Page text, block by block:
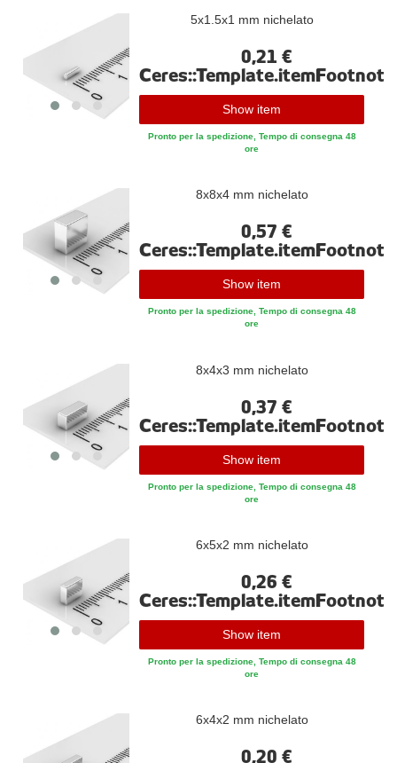
5x1.5x1 mm nichelato
0,21 €
Ceres::Template.itemFootnote
Show item
Pronto per la spedizione, Tempo di consegna 48
ore
8x8x4 mm nichelato
0,57 €
Ceres::Template.itemFootnote
Show item
Pronto per la spedizione, Tempo di consegna 48
ore
8x4x3 mm nichelato
0,37 €
Ceres::Template.itemFootnote
Show item
Pronto per la spedizione, Tempo di consegna 48
ore
6x5x2 mm nichelato
0,26 €
Ceres::Template.itemFootnote
Show item
Pronto per la spedizione, Tempo di consegna 48
ore
6x4x2 mm nichelato
0,20 €